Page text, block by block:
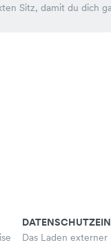
Sitz, damit du dich
Das Laden